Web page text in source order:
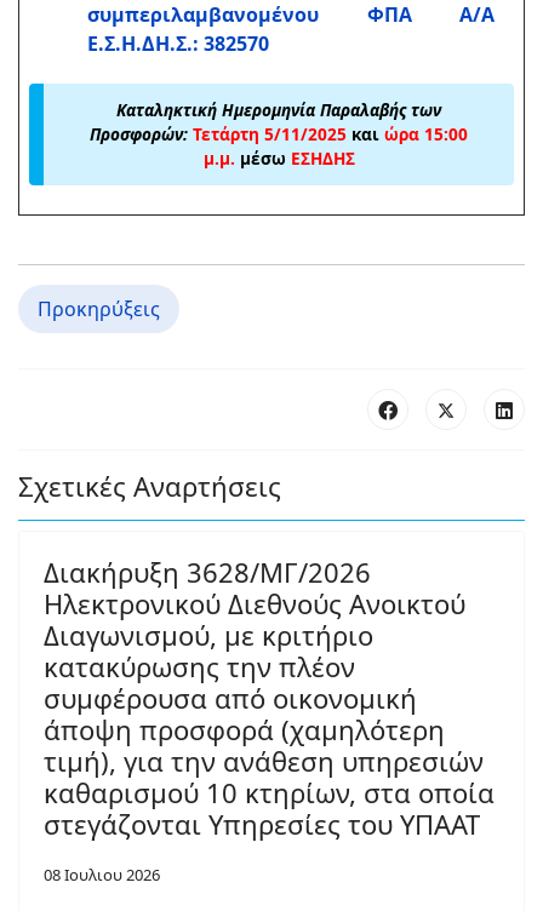
συμπεριλαμβανομένου ΦΠΑ Α/Α
Ε.Σ.Η.ΔΗ.Σ.: 382570
Καταληκτική Ημερομηνία Παραλαβής των
Προσφορών: Τετάρτη 5/11/2025 και ώρα 15:00
μ.μ. μέσω ΕΣΗΔΗΣ
Προκηρύξεις
Σχετικές Αναρτήσεις
Διακήρυξη 3628/ΜΓ/2026
Ηλεκτρονικού Διεθνούς Ανοικτού
Διαγωνισμού, με κριτήριο
κατακύρωσης την πλέον
συμφέρουσα από οικονομική
άποψη προσφορά (χαμηλότερη
τιμή), για την ανάθεση υπηρεσιών
καθαρισμού 10 κτηρίων, στα οποία
στεγάζονται Υπηρεσίες του ΥΠΑΑΤ
08 Ιουλιου 2026